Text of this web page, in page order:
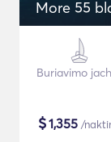
More 55
Buriavimo
$1,355 /